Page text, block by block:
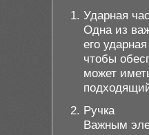
Ударная
Одна из
его
чтобы
может
Ручка
Важным